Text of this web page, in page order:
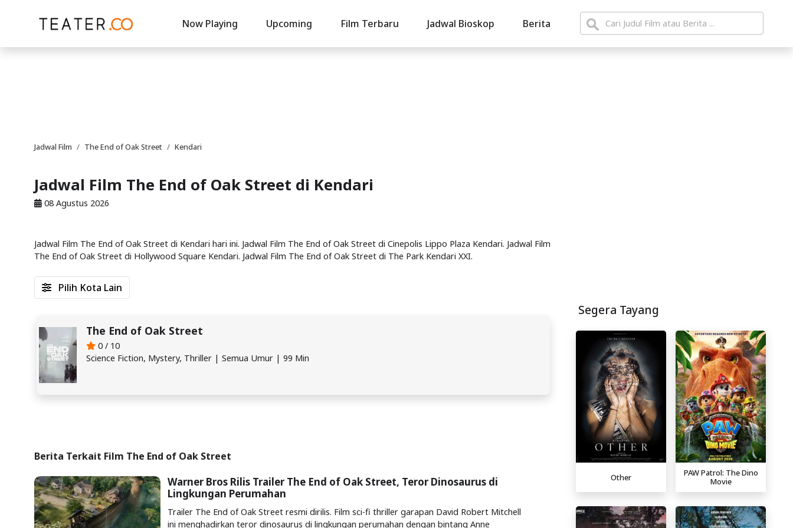
Now Playing Upcoming Film Terbaru Jadwal Bioskop Berita
Jadwal Film The End of Oak Street Kendari
Jadwal Film The End of Oak Street di Kendari
08 Agustus 2026
Jadwal Film The End of Oak Street di Kendari hari ini. Jadwal Film The End of Oak Street di Cinepolis Lippo Plaza Kendari. Jadwal Film
The End of Oak Street di Hollywood Square Kendari. Jadwal Film The End of Oak Street di The Park Kendari XXI.
The End of Oak Street
0 / 10
Science Fiction, Mystery, Thriller | Semua Umur | 99 Min
Pilih Kota Lain
Berita Terkait Film The End of Oak Street
Warner Bros Rilis Trailer The End of Oak Street, Teror Dinosaurus di
Lingkungan Perumahan
Trailer The End of Oak Street resmi dirilis. Film sci-fi thriller garapan David Robert Mitchell
ini menghadirkan teror dinosaurus di lingkungan perumahan dengan bintang Anne
Segera Tayang
Other
PAW Patrol: The Dino
Movie